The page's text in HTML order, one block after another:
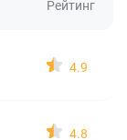
Рейтинг
4.9
4.8